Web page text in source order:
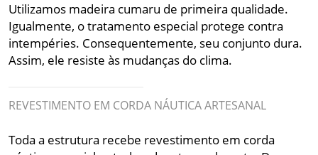
Utilizamos madeira cumaru de primeira qualidade.
Igualmente, o tratamento especial protege contra
intempéries. Consequentemente, seu conjunto dura.
Assim, ele resiste às mudanças do clima.
REVESTIMENTO EM CORDA NÁUTICA ARTESANAL
Toda a estrutura recebe revestimento em corda